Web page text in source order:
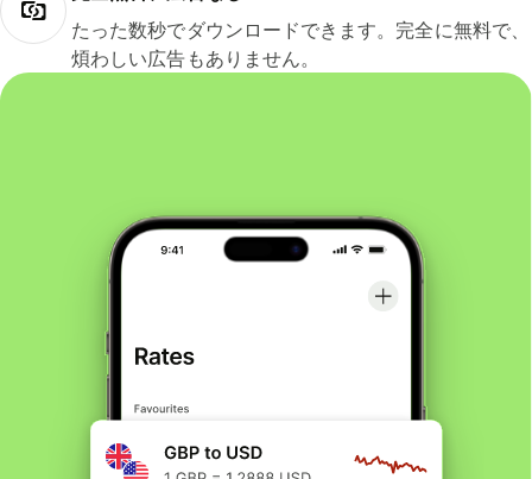
たった数秒でダウンロードできます。完全に無料で、
煩わしい広告もありません。